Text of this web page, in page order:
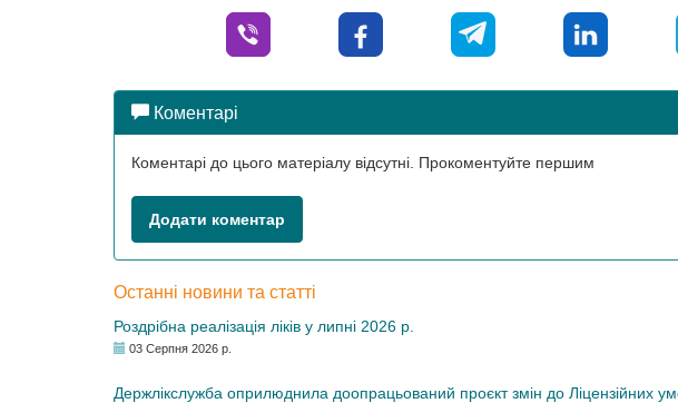
Коментарі
Коментарі до цього матеріалу відсутні. Прокоментуйте першим
Додати коментар
Останні новини та статті
Роздрібна реалізація ліків у липні 2026 р.
03 Серпня 2026 р.
Держлікслужба оприлюднила доопрацьований проєкт змін до Ліцензійних